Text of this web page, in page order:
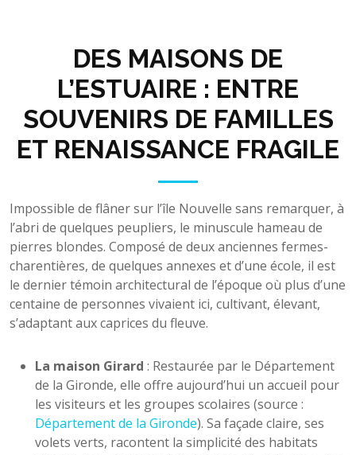
DES MAISONS DE
L’ESTUAIRE : ENTRE
SOUVENIRS DE FAMILLES
ET RENAISSANCE FRAGILE
Impossible de flâner sur l’île Nouvelle sans remarquer, à
l’abri de quelques peupliers, le minuscule hameau de
pierres blondes. Composé de deux anciennes fermes-
charentières, de quelques annexes et d’une école, il est
le dernier témoin architectural de l’époque où plus d’une
centaine de personnes vivaient ici, cultivant, élevant,
s’adaptant aux caprices du fleuve.
La maison Girard : Restaurée par le Département
de la Gironde, elle offre aujourd’hui un accueil pour
les visiteurs et les groupes scolaires (source :
Département de la Gironde). Sa façade claire, ses
volets verts, racontent la simplicité des habitats